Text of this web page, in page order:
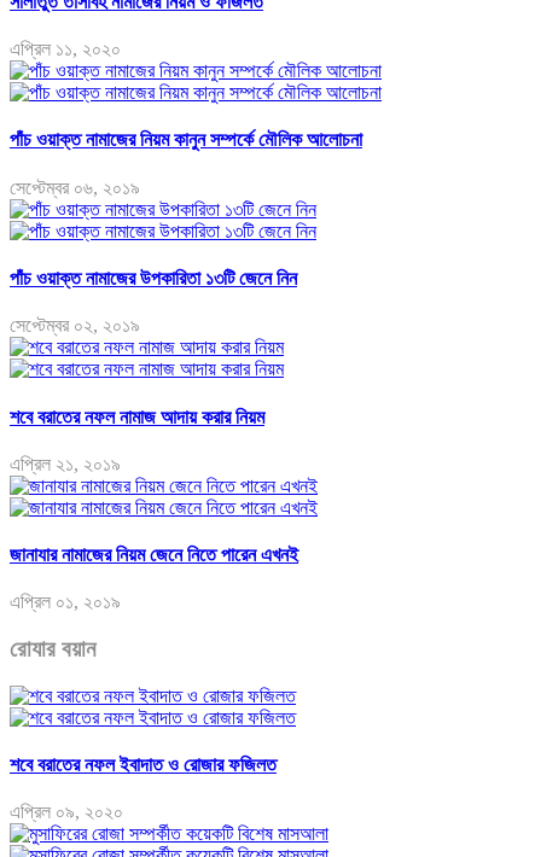
এপ্রিল ১১, ২০২০
পাঁচ ওয়াক্ত নামাজের নিয়ম কানুন সম্পর্কে মৌলিক আলোচনা
সেপ্টেম্বর ০৬, ২০১৯
পাঁচ ওয়াক্ত নামাজের উপকারিতা ১৩টি জেনে নিন
সেপ্টেম্বর ০২, ২০১৯
শবে বরাতের নফল নামাজ আদায় করার নিয়ম
এপ্রিল ২১, ২০১৯
জানাযার নামাজের নিয়ম জেনে নিতে পারেন এখনই
এপ্রিল ০১, ২০১৯
রোযার বয়ান
শবে বরাতের নফল ইবাদাত ও রোজার ফজিলত
এপ্রিল ০৯, ২০২০